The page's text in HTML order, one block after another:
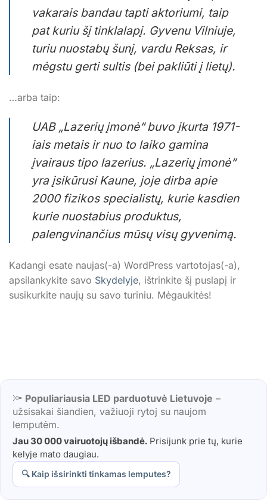
vakarais bandau tapti aktoriumi, taip
pat kuriu šį tinklalapį. Gyvenu Vilniuje,
turiu nuostabų šunį, vardu Reksas, ir
mėgstu gerti sultis (bei pakliūti į lietų).
…arba taip:
UAB „Lazerių įmonė“ buvo įkurta 1971-
iais metais ir nuo to laiko gamina
įvairaus tipo lazerius. „Lazerių įmonė“
yra įsikūrusi Kaune, joje dirba apie
2000 fizikos specialistų, kurie kasdien
kurie nuostabius produktus,
palengvinančius mūsų visų gyvenimą.
Kadangi esate naujas(-a) WordPress vartotojas(-a),
apsilankykite savo Skydelyje, ištrinkite šį puslapį ir
susikurkite naujų su savo turiniu. Mėgaukitės!
🔦 Populiariausia LED parduotuvė Lietuvoje –
užsisakai šiandien, važiuoji rytoj su naujom
lemputėm.
Jau 30 000 vairuotojų išbandė. Prisijunk prie tų, kurie
kelyje mato daugiau.
🔍 Kaip išsirinkti tinkamas lemputes?